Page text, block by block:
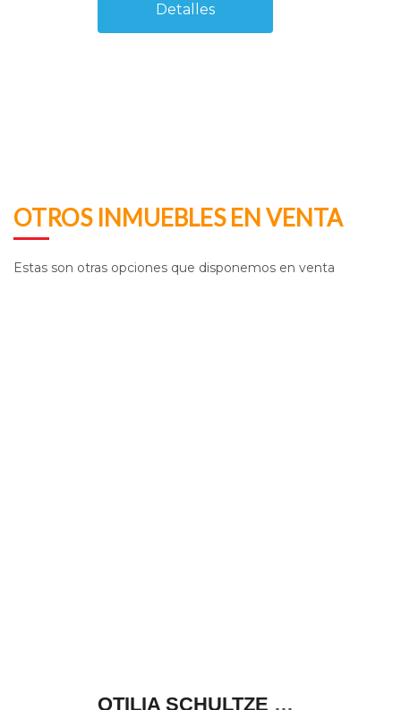
Detalles
OTROS INMUEBLES EN VENTA
Estas son otras opciones que disponemos en venta
OTILIA SCHULTZE 787